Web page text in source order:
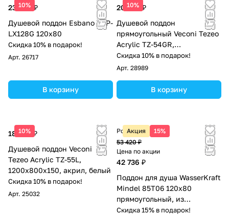
10%
23 588 ₽
Душевой поддон Esbano ESP-
LX128G 120х80
Скидка 10% в подарок!
Арт. 26717
В корзину
10%
20 923 ₽
Душевой поддон
прямоугольный Veconi Tezeo
Acrylic TZ-54GR,
1200x800x150, акрил, серый
матовый
Скидка 10% в подарок!
Арт. 28989
В корзину
10%
18 807 ₽
Душевой поддон Veconi
Tezeo Acrylic TZ-55L,
1200х800х150, акрил, белый
Скидка 10% в подарок!
Арт. 25032
Акция 15%
Розничная цена
53 420 ₽
Цена по акции
42 736 ₽
Поддон для душа WasserKraft
Mindel 85T06 120х80
прямоугольный, из
искусственного камня,
Скидка 15% в подарок!